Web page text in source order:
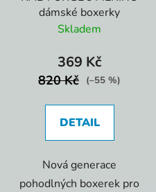
dámské boxerky
Skladem
369 Kč
820 Kč (–55 %)
DETAIL
Nová generace
pohodlných boxerek pro